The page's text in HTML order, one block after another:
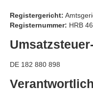
Registergericht:
Registernummer: HRB
DE 182 880 898